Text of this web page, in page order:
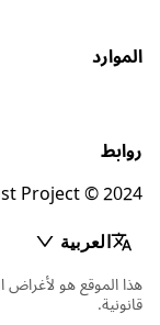
الموارد
روابط
Project © 2024
العربية
هذا الموقع هو
قانونية.